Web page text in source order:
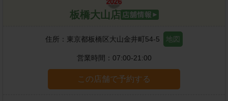
板橋大山店
住所： 東京都板橋区大山金井町54-5 地図
営業時間： 07:00-21:00
この店舗で予約する